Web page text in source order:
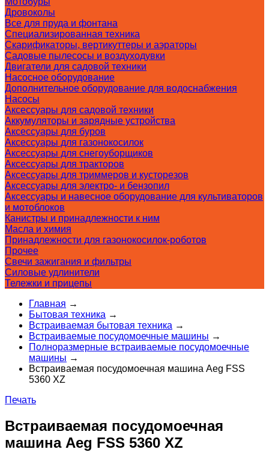
Дровоколы
Все для пруда и фонтана
Специализированная техника
Скарификаторы, вертикуттеры и аэраторы
Садовые пылесосы и воздуходувки
Двигатели для садовой техники
Насосное оборудование
Дополнительное оборудование для водоснабжения
Насосы
Аксессуары для садовой техники
Аккумуляторы и зарядные устройства
Аксессуары для буров
Аксессуары для газонокосилок
Аксессуары для снегоуборщиков
Аксессуары для тракторов
Аксессуары для триммеров и кусторезов
Аксессуары для электро- и бензопил
Аксессуары и навесное оборудование для культиваторов
и мотоблоков
Канистры и принадлежности к ним
Масла и химия
Принадлежности для газонокосилок-роботов
Прочее
Свечи зажигания и фильтры
Силовые удлинители
Тележки и прицепы
Главная →
Бытовая техника →
Встраиваемая бытовая техника →
Встраиваемые посудомоечные машины →
Полноразмерные встраиваемые посудомоечные
машины →
Встраиваемая посудомоечная машина Aeg FSS
5360 XZ
Печать
Встраиваемая посудомоечная
машина Aeg FSS 5360 XZ